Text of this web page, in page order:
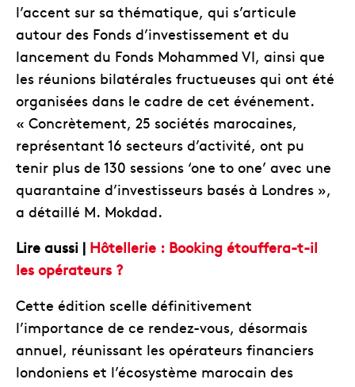
l’accent sur sa thématique, qui s’articule
autour des Fonds d’investissement et du
lancement du Fonds Mohammed VI, ainsi que
les réunions bilatérales fructueuses qui ont été
organisées dans le cadre de cet événement.
« Concrètement, 25 sociétés marocaines,
représentant 16 secteurs d’activité, ont pu
tenir plus de 130 sessions ‘one to one’ avec une
quarantaine d’investisseurs basés à Londres »,
a détaillé M. Mokdad.
Lire aussi | Hôtellerie : Booking étouffera-t-il
les opérateurs ?
Cette édition scelle définitivement
l’importance de ce rendez-vous, désormais
annuel, réunissant les opérateurs financiers
londoniens et l’écosystème marocain des